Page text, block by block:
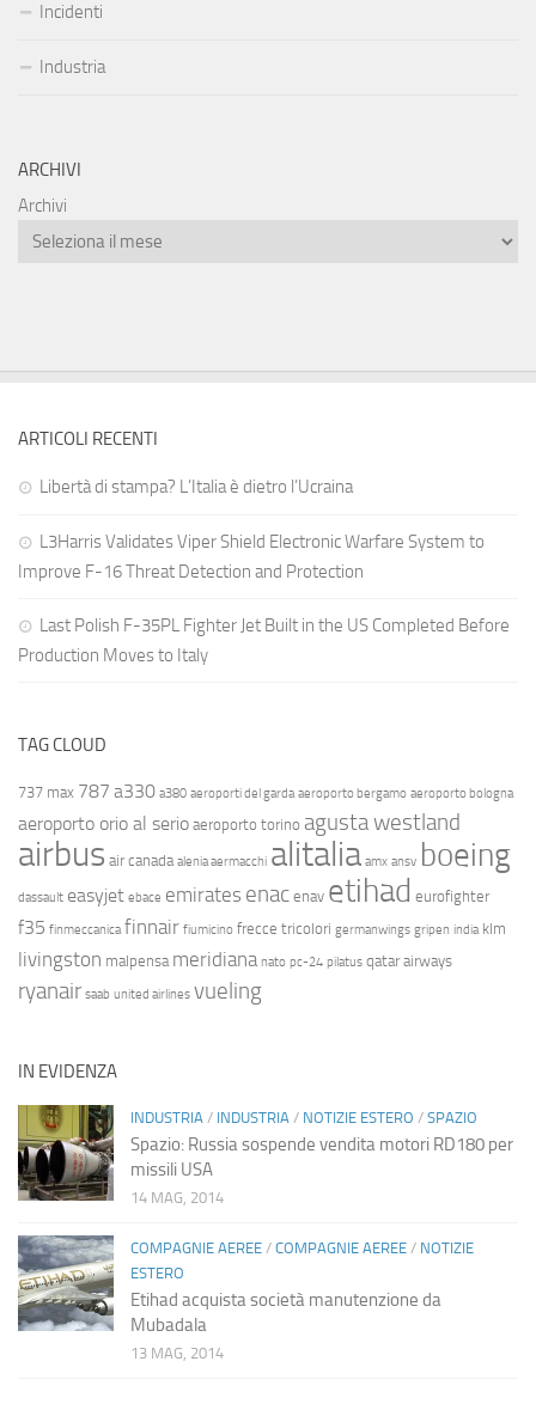
Incidenti
Industria
ARCHIVI
Archivi
ARTICOLI RECENTI
Libertà di stampa? L’Italia è dietro l’Ucraina
L3Harris Validates Viper Shield Electronic Warfare System to
Improve F-16 Threat Detection and Protection
Last Polish F-35PL Fighter Jet Built in the US Completed Before
Production Moves to Italy
TAG CLOUD
737 max 787 a330 a380 aeroporti del garda aeroporto bergamo aeroporto bologna
aeroporto orio al serio aeroporto torino agusta westland
airbus air canada alenia aermacchi alitalia amx ansv boeing
dassault easyjet ebace emirates enac enav etihad eurofighter
f35 finmeccanica finnair fiumicino frecce tricolori germanwings gripen india klm
livingston malpensa meridiana nato pc-24 pilatus qatar airways
ryanair saab united airlines vueling
IN EVIDENZA
INDUSTRIA / INDUSTRIA / NOTIZIE ESTERO / SPAZIO
Spazio: Russia sospende vendita motori RD180 per
missili USA
14 MAG, 2014
COMPAGNIE AEREE / COMPAGNIE AEREE / NOTIZIE
ESTERO
Etihad acquista società manutenzione da
Mubadala
13 MAG, 2014